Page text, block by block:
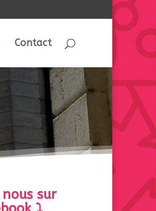
Contact
nous sur